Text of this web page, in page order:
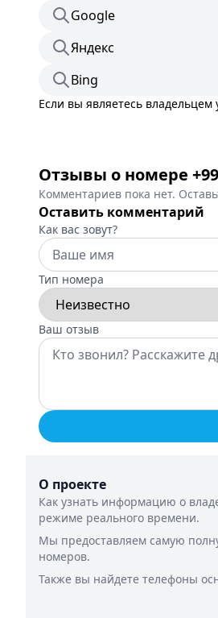
Google
Яндекс
Bing
Если вы являетесь
Отзывы о номере
Комментариев пока нет.
Оставить комментарий
Как вас зовут?
Тип номера
Ваш отзыв
О проекте
Как узнать информацию о
режиме реального времени.
Мы предоставляем самую
номеров.
Также вы найдете телефоны